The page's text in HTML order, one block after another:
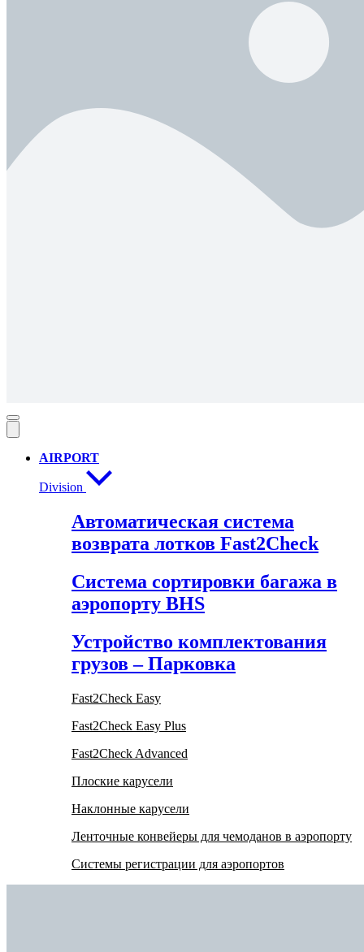
AIRPORT
Division
Автоматическая система
возврата лотков Fast2Check
Система сортировки багажа в
аэропорту BHS
Устройство комплектования
грузов – Парковка
Fast2Check Easy
Fast2Check Easy Plus
Fast2Check Advanced
Плоские карусели
Наклонные карусели
Ленточные конвейеры для чемоданов в аэропорту
Системы регистрации для аэропортов